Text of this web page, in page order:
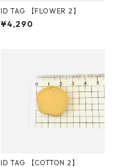
ID TAG 【FLOWER 2】
¥4,290
ID TAG 【COTTON 2】